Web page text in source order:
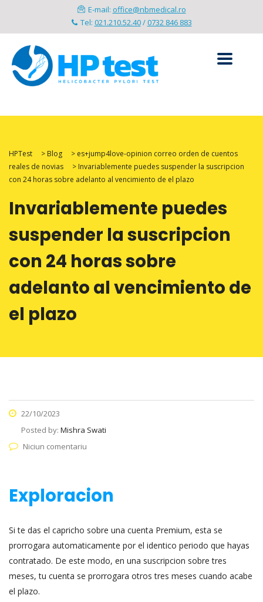
E-mail: office@nbmedical.ro
Tel: 021.210.52.40/0732 846 883
HPTest > Blog > es+jump4love-opinion correo orden de cuentos
reales de novias
> Invariablemente puedes suspender la suscripcion
con 24 horas sobre adelanto al vencimiento de el plazo
Invariablemente puedes
suspender la suscripcion
con 24 horas sobre
adelanto al vencimiento de
el plazo
22/10/2023
Posted by: Mishra Swati
Niciun comentariu
Exploracion
Si te das el capricho sobre una cuenta Premium, esta se
prorrogara automaticamente por el identico periodo que hayas
contratado. De este modo, en una suscripcion sobre tres
meses, tu cuenta se prorrogara otros tres meses cuando acabe
el plazo.